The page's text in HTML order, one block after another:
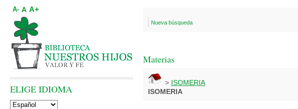
Nueva búsqueda
Materias
> ISOMERIA
ISOMERIA
A- A A+
ELIGE IDIOMA